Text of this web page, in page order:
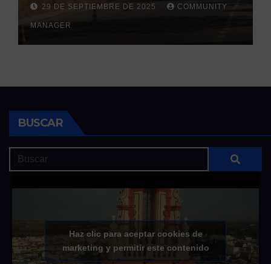
otoñales
29 DE SEPTIEMBRE DE 2025 COMMUNITY
MANAGER
BUSCAR
Haz clic para aceptar cookies de
marketing y permitir este contenido